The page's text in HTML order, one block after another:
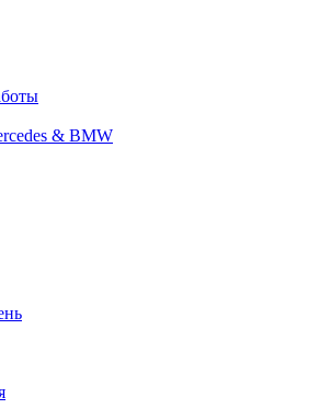
& BMW